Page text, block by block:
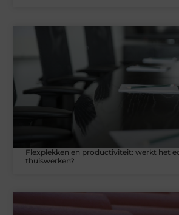
Flexplekken en productiviteit: werkt het
thuiswerken?